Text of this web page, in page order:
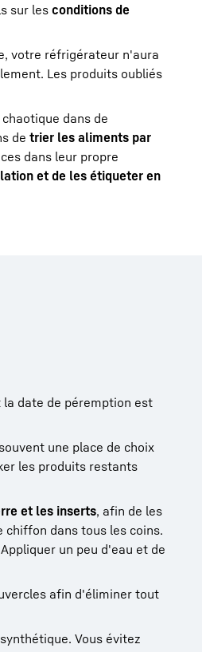
sur lesconditions de
votre réfrigérateur n'aura
Les produits oubliés
dans de
de trier les aliments par
dans leur propre
et de les étiqueter en
date de péremption est
une place de choix
les produits restants
et les inserts, afin de les
dans tous les coins.
Appliquer un peu d'eau et de
afin d'éliminer tout
Vous évitez